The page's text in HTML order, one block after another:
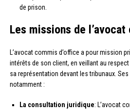
de prison.
Les missions de
L’avocat commis d’office a pour mission
intérêts de son client, en veillant au
sa représentation devant les tribunaux.
notamment :
La consultation juridique: L’avocat